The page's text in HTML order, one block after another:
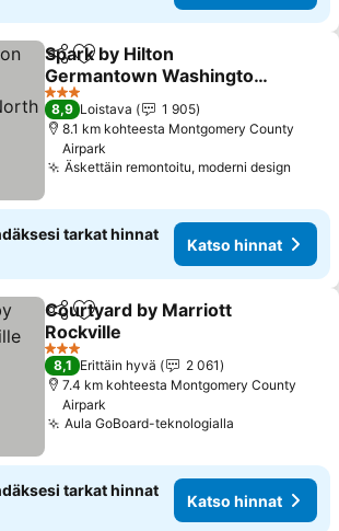
Jaa Lisää suosikkeihin
Spark by Hilton
Germantown Washington
DC North
Katso hinnat
3 Tähtiluokitus
8,9 Loistava
1 905
8.1 km kohteesta Montgomery County
Airpark
Äskettäin remontoitu, moderni design
tarkat hinnat
Katso hinnat
Jaa Lisää suosikkeihin
Courtyard by Marriott
Rockville
Katso hinnat
3 Tähtiluokitus
8,1 Erittäin hyvä
2 061
7.4 km kohteesta Montgomery County
Airpark
Aula GoBoard-teknologialla
tarkat hinnat
Katso hinnat